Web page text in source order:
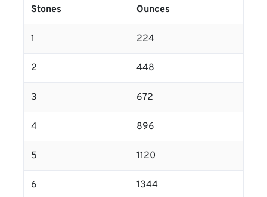
Stones Ounces
1 224
2 448
3 672
4 896
5 1120
6 1344